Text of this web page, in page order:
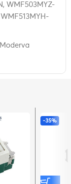
WMF503MYZ-
-35%